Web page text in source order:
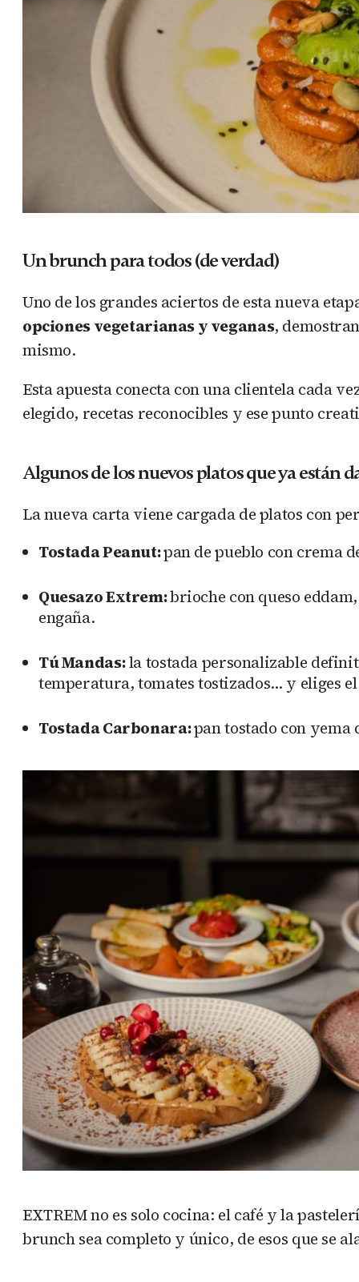
Un brunch para todos (de verdad)
Uno de los grandes aciertos de esta nueva
opciones vegetarianas y veganas,
mismo.
Esta apuesta conecta con una clientela cada
elegido, recetas reconocibles y ese punto
Algunos de los nuevos platos que ya están
La nueva carta viene cargada de platos con
Tostada Peanut:pan de pueblo con crema
Quesazo Extrem:brioche con queso
engaña.
Tú Mandas:la tostada personalizable
temperatura, tomates tostizados… y eliges
Tostada Carbonara:pan tostado con
EXTREM no es solo cocina: el café y la
brunch sea completo y único, de esos que se